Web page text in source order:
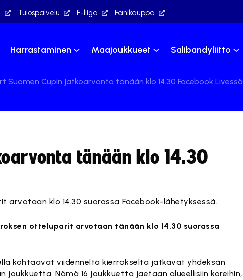
Tulospalvelu F-liiga Fanikauppa
Harrastaminen Maajoukkueet Salibandyliitto
Suomen Cupin jatkoarvonta tänään klo 14.30 Facebook Livessä
tänään klo 14.30
arvotaan klo 14.30 suorassa Facebook-lähetyksessä.
otteluparit arvotaan tänään klo 14.30 suorassa
kohtaavat viidenneltä kierrokselta jatkavat yhdeksän
Nämä 16 joukkuetta jaetaan alueellisiin koreihin,